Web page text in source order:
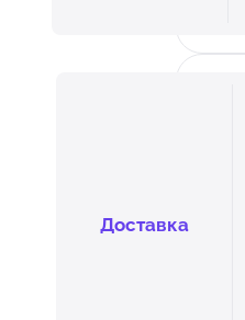
Доставка